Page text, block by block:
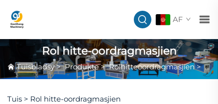
AF
Rol hitte-oordragmasjien
Tuisbladsy>Produkte>Rolhitteoordragmasjien>
Tuis > Rol hitte-oordragmasjien